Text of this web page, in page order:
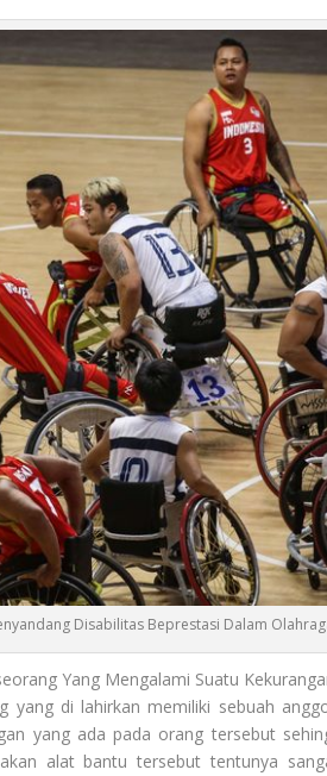
Disabilitas Beprestasi Dalam
Yang Mengalami Suatu
yang di lahirkan memiliki sebuah
yang ada pada orang tersebut
alat bantu tersebut tentunya